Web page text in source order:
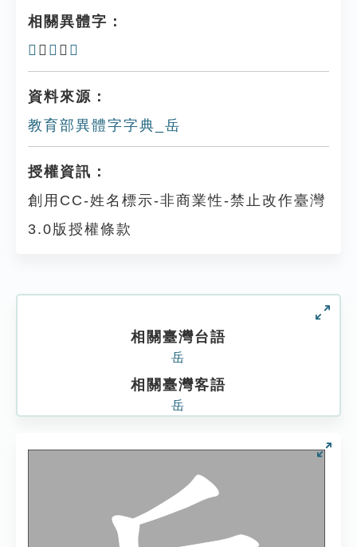
相關異體字：
𡶓 、 𡶳 、 𡵹
資料來源：
教育部異體字字典_岳
授權資訊：
創用CC-姓名標示-非商業性-禁止改作臺灣
3.0版授權條款
相關臺灣台語
岳
相關臺灣客語
岳